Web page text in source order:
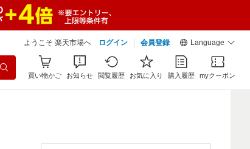
ようこそ 楽天市場へ ログイン 会員登録 Language
買い物かご お知らせ 閲覧履歴 お気に入り 購入履歴 myクーポン